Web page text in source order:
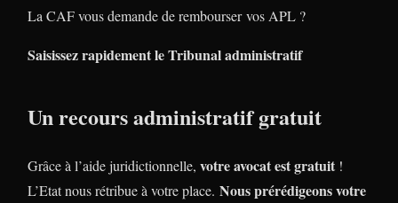
La CAF vous demande de rembourser vos APL ?
Saisissez rapidement le Tribunal administratif
Un recours administratif gratuit
Grâce à l’aide juridictionnelle, votre avocat est gratuit !
L’Etat nous rétribue à votre place. Nous prérédigeons votre